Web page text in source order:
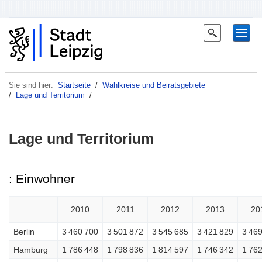
Sie sind hier: Startseite / Wahlkreise und Beiratsgebiete
/
Lage und Territorium /
Lage und Territorium
: Einwohner
2010 2011 2012 2013
Berlin 3 460 700 3 501 872 3 545 685 3 421 829
3
Hamburg
1 786 448 1 798 836 1 814 597 1 746 342
1